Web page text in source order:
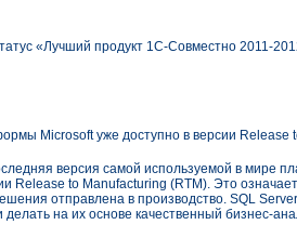
«Лучший продукт 1С-Совместно 2011-
Microsoft уже доступно в версии Release
версия самой используемой в мире
Release to Manufacturing (RTM). Это
отправлена в производство. SQL
на их основе качественный бизнес-